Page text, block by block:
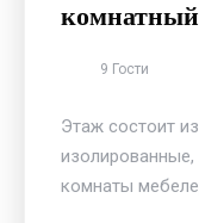
9 Гости
Этаж состоит
изолированные,
комнаты